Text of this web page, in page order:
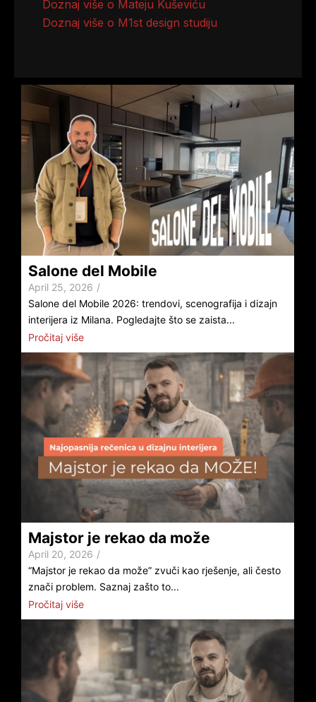
Doznaj više o Mateju Kuševiću
Doznaj više o M1st design studiju
Salone del Mobile
April 25, 2026 /
Salone del Mobile 2026: trendovi, scenografija i dizajn
interijera iz Milana. Pogledajte što se zaista...
Pročitaj više
Majstor je rekao da može
April 20, 2026 /
“Majstor je rekao da može” zvuči kao rješenje, ali često
znači problem. Saznaj zašto to...
Pročitaj više